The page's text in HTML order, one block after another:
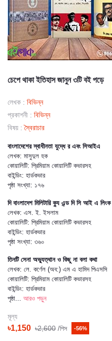
চেপে থাকা ইতিহাস জানুন ৩টি বই পড়ে
লেখক : বিভিন্ন
প্রকাশনী : বিভিন্ন
বিষয় : স্বৈরাচার
বাংলাদেশের স্বাধীনতা যুদ্ধে র এবং সিআইএ
লেখক: মাসুদুল হক
কোয়ালিটি: প্রিমিয়াম কোয়ালিটি কভারসহ
বাইন্ডিং: হার্ডকভার
পৃষ্ঠা সংখ্যা: ১৭৬
দি বাংলাদেশ মিলিটারি ক্যু এন্ড দি সি আই এ লিংক
লেখক: এস. ই. ইসলাম
কোয়ালিটি: প্রিমিয়াম কোয়ালিটি কভারসহ
বাইন্ডিং: হার্ডকভার
পৃষ্ঠা সংখ্যা: ৩৬০
তিনটি সেনা অভ্যুত্থান ও কিছু না বলা কথা
লেখক: লে. কর্ণেল (অব:) এম এ হামিদ পিএসসি
কোয়ালিটি: প্রিমিয়াম কোয়ালিটি কভারসহ
বাইন্ডিং: হার্ডকভার
পৃষ্ঠা... আরও পড়ুন
মূল্য
৳1,150 ৳2,600 /পিস -56%